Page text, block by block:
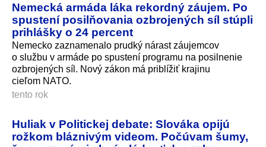
Nemecká armáda láka rekordný záujem. Po
spustení posilňovania ozbrojených síl stúpli
prihlášky o 24 percent
Nemecko zaznamenalo prudký nárast záujemcov
o službu v armáde po spustení programu na posilnenie
ozbrojených síl. Nový zákon má priblížiť krajinu
cieľom NATO.
tento rok
Huliak v Politickej debate: Slováka opijú
rožkom bláznivým videom. Počúvam šumy,